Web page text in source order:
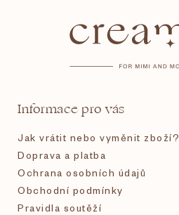
Informace pro vás
Jak vrátit nebo vyměnit zboží?
Doprava a platba
Ochrana osobních údajů
Obchodní podmínky
Pravidla soutěží